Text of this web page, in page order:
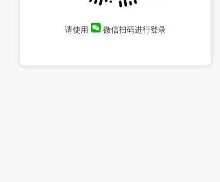
请使用 微信扫码进行登录